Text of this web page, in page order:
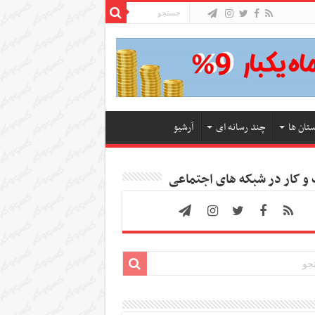
ها چند رسانه ای آرشیو
کار در شبکه های اجتماعی